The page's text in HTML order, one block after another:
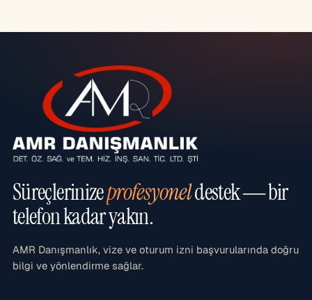
Süreçlerinizeprofesyoneldestek — bir
telefon kadar yakın.
AMR Danışmanlık, vize ve oturum izni başvurularında doğru
bilgi ve yönlendirme sağlar.